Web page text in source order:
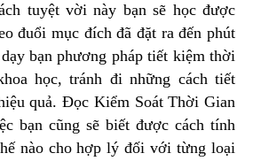
tuyệt vời này bạn sẽ học được
đuổi mục đích đã đặt ra đến phút
bạn phương pháp tiết kiệm thời
học, tránh đi những cách tiết
quả. Đọc Kiểm Soát Thời Gian
bạn cũng sẽ biết được cách tính
nào cho hợp lý đối với từng loại